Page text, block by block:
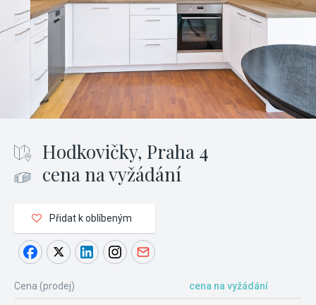
Hodkovičky, Praha 4
cena na vyžádání
Přidat k oblíbeným
Cena (prodej) cena na vyžádání